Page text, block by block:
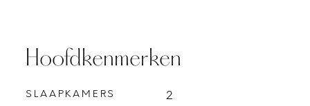
Hoofdkenmerken
SLAAPKAMERS 2